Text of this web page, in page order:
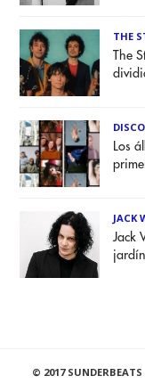
THE
The
Los
JACK
Jack
© 2017 SUNDERBEATS